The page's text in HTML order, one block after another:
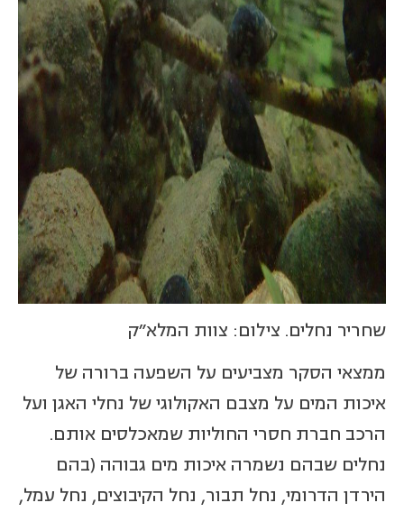
שחריר נחלים. צילום: צוות המלא"ק
ממצאי הסקר מצביעים על השפעה ברורה של
איכות המים על מצבם האקולוגי של נחלי האגן ועל
הרכב חברת חסרי החוליות שמאכלסים אותם.
נחלים שבהם נשמרה איכות מים גבוהה (בהם
הירדן הדרומי, נחל תבור, נחל הקיבוצים, נחל עמל,